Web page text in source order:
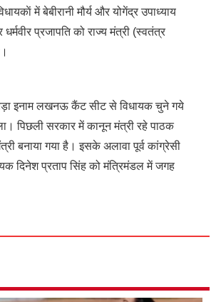
में बेबीरानी मौर्य और योगेंद्र उपाध्याय
प्रजापति को राज्य मंत्री (स्वतंत्र
इनाम लखनऊ कैंट सीट से विधायक चुने गये
पिछली सरकार में कानून मंत्री रहे पाठक
बनाया गया है। इसके अलावा पूर्व कांग्रेसी
दिनेश प्रताप सिंह को मंत्रिमंडल में जगह